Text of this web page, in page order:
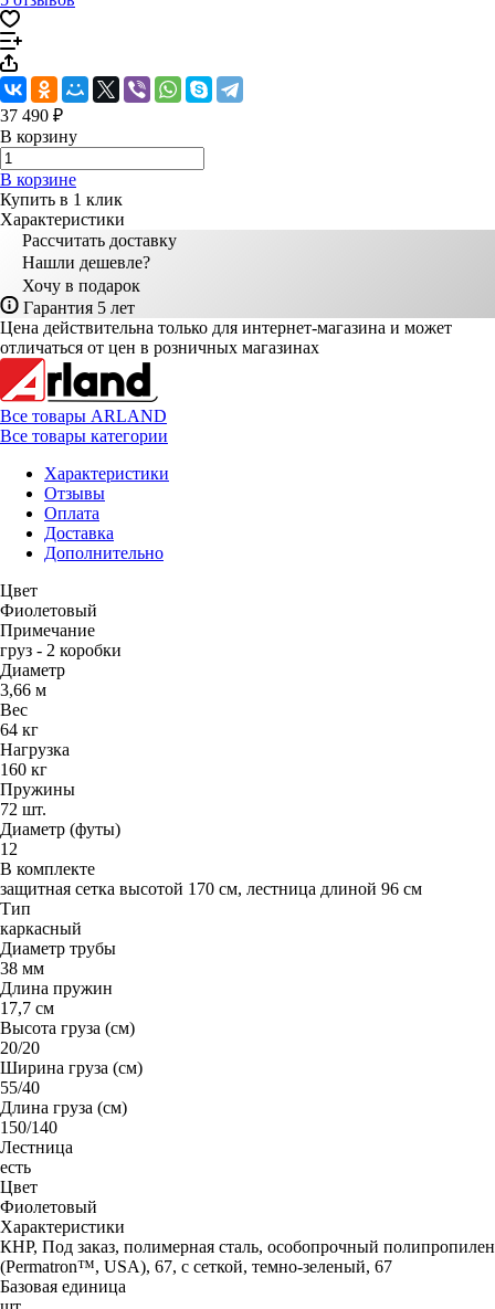
37 490 ₽
В корзину
В корзине
Купить в 1 клик
Характеристики
Рассчитать доставку
Нашли дешевле?
Хочу в подарок
Гарантия 5 лет
Цена действительна только для интернет-магазина и может
отличаться от цен в розничных магазинах
Все товары ARLAND
Все товары категории
Характеристики
Отзывы
Оплата
Доставка
Дополнительно
Цвет
Фиолетовый
Примечание
груз - 2 коробки
Диаметр
3,66 м
Вес
64 кг
Нагрузка
160 кг
Пружины
72 шт.
Диаметр (футы)
12
В комплекте
защитная сетка высотой 170 см, лестница длиной 96 см
Тип
каркасный
Диаметр трубы
38 мм
Длина пружин
17,7 см
Высота груза (см)
20/20
Ширина груза (см)
55/40
Длина груза (см)
150/140
Лестница
есть
Цвет
Фиолетовый
Характеристики
КНР, Под заказ, полимерная сталь, особопрочный полипропилен
(Permatron™, USA), 67, с сеткой, темно-зеленый, 67
Базовая единица